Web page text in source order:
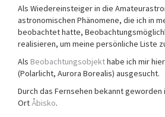
Als Wiedereinsteiger in die
astronomischen Phänomene, die ich in
beobachtet hatte,
realisieren, um meine persönliche Liste
Als Beobachtungsobjekthabe ich mir
(Polarlicht, Aurora Borealis) ausgesucht.
Durch das Fernsehen bekannt
OrtÅbisko.